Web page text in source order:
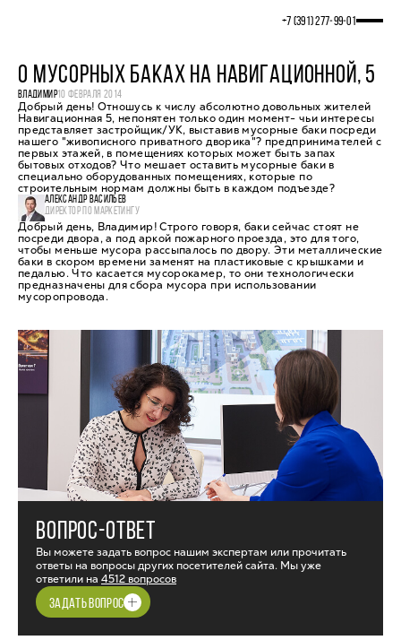
+7 (391) 277‒99‒01
О МУСОРНЫХ БАКАХ НА НАВИГАЦИОННОЙ, 5
ВЛАДИМИР10 ФЕВРАЛЯ 2014
Добрый день! Отношусь к числу абсолютно довольных жителей
Навигационная 5, непонятен только один момент- чьи интересы
представляет застройщик/УК, выставив мусорные баки посреди
нашего "живописного приватного дворика"? предпринимателей с
первых этажей, в помещениях которых может быть запах
бытовых отходов? Что мешает оставить мусорные баки в
специально оборудованных помещениях, которые по
строительным нормам должны быть в каждом подъезде?
АЛЕКСАНДР ВАСИЛЬЕВ
ДИРЕКТОР ПО МАРКЕТИНГУ
Добрый день, Владимир! Строго говоря, баки сейчас стоят не
посреди двора, а под аркой пожарного проезда, это для того,
чтобы меньше мусора рассыпалось по двору. Эти металлические
баки в скором времени заменят на пластиковые с крышками и
педалью. Что касается мусорокамер, то они технологически
предназначены для сбора мусора при использовании
мусоропровода.
ВОПРОС-ОТВЕТ
Вы можете задать вопрос нашим экспертам или прочитать
ответы на вопросы других посетителей сайта. Мы уже
ответили на 4512 вопросов
ЗАДАТЬ ВОПРОС